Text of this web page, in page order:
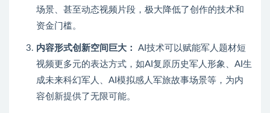
场景、甚至动态视频片段，极大降低了创作的技术和
资金门槛。
内容形式创新空间巨大：
AI技术可以赋能军人题材短
视频更多元的表达方式，如AI复原历史军人形象、AI生
成未来科幻军人、AI模拟感人军旅故事场景等，为内
容创新提供了无限可能。